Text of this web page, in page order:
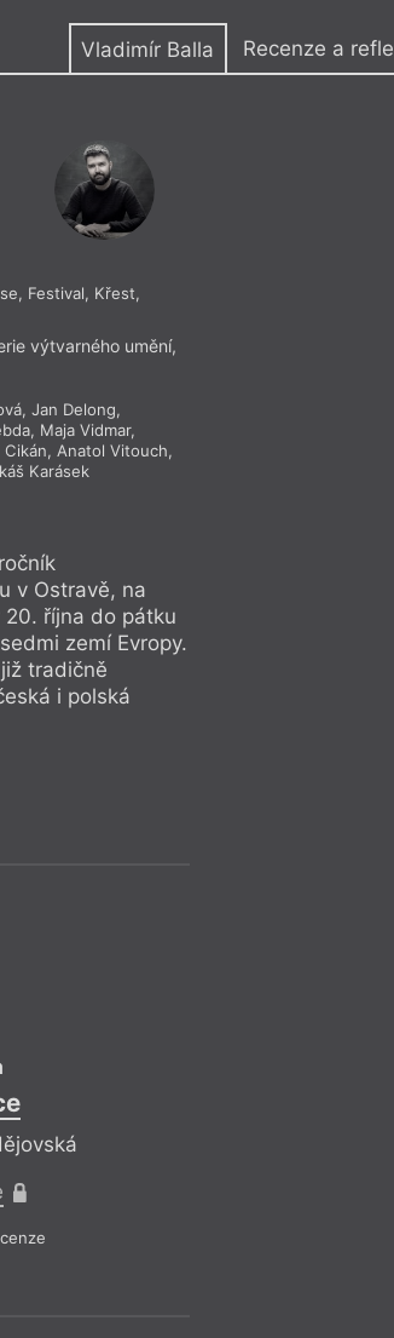
Vladimír Balla Recenze a
Festival, Křest,
výtvarného umění,
,Jan Delong,
, Maja Vidmar,
, Anatol Vitouch,
Karásek
v Ostravě, na
října do pátku
zemí Evropy.
tradičně
i polská